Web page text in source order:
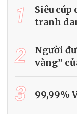
1
Siêu cúp
tranh
2
Người
vàng”
3 99,99%